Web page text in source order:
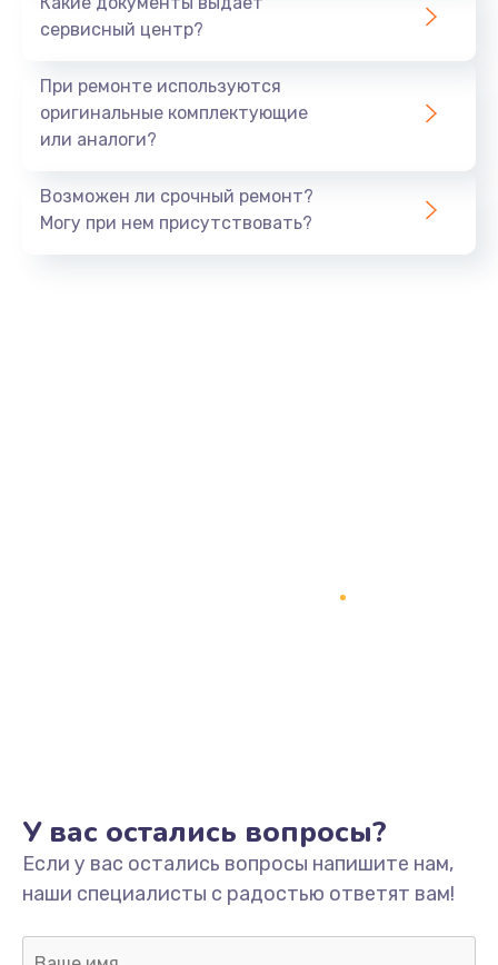
сервисный центр?
При ремонте используются
оригинальные комплектующие
или аналоги?
Возможен ли срочный ремонт?
Могу при нем присутствовать?
У вас остались вопросы?
Если у вас остались вопросы напишите нам,
наши специалисты с радостью ответят вам!